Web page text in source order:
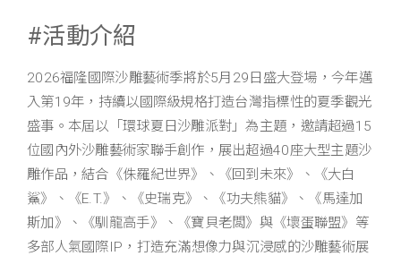
#活動介紹
2026福隆國際沙雕藝術季將於5月29日盛大登場，今年邁
入第19年，持續以國際級規格打造台灣指標性的夏季觀光
盛事。本屆以「環球夏日沙雕派對」為主題，邀請超過15
位國內外沙雕藝術家聯手創作，展出超過40座大型主題沙
雕作品，結合《侏羅紀世界》、《回到未來》、《大白
鯊》、《E.T.》、《史瑞克》、《功夫熊貓》、《馬達加
斯加》、《馴龍高手》、《寶貝老闆》與《壞蛋聯盟》等
多部人氣國際IP，打造充滿想像力與沉浸感的沙雕藝術展